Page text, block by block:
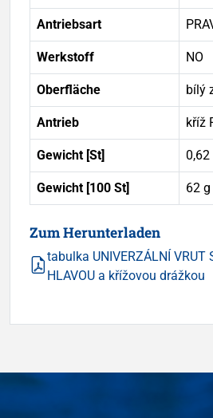
Antriebsart
Werkstoff NO
Oberfläche bílý
Antrieb kříž
Gewicht [St] 0,62
Gewicht [100 St] 62 g
Zum Herunterladen
tabulka UNIVERZÁLNÍ VRUT
HLAVOU a křížovou drážkou